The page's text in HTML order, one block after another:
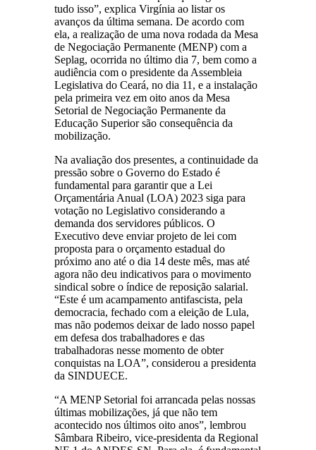
tudo isso”, explica Virgínia ao listar os
avanços da última semana. De acordo com
ela, a realização de uma nova rodada da Mesa
de Negociação Permanente (MENP) com a
Seplag, ocorrida no último dia 7, bem como a
audiência com o presidente da Assembleia
Legislativa do Ceará, no dia 11, e a instalação
pela primeira vez em oito anos da Mesa
Setorial de Negociação Permanente da
Educação Superior são consequência da
mobilização.
Na avaliação dos presentes, a continuidade da
pressão sobre o Governo do Estado é
fundamental para garantir que a Lei
Orçamentária Anual (LOA) 2023 siga para
votação no Legislativo considerando a
demanda dos servidores públicos. O
Executivo deve enviar projeto de lei com
proposta para o orçamento estadual do
próximo ano até o dia 14 deste mês, mas até
agora não deu indicativos para o movimento
sindical sobre o índice de reposição salarial.
“Este é um acampamento antifascista, pela
democracia, fechado com a eleição de Lula,
mas não podemos deixar de lado nosso papel
em defesa dos trabalhadores e das
trabalhadoras nesse momento de obter
conquistas na LOA”, considerou a presidenta
da SINDUECE.
“A MENP Setorial foi arrancada pelas nossas
últimas mobilizações, já que não tem
acontecido nos últimos oito anos”, lembrou
Sâmbara Ribeiro, vice-presidenta da Regional